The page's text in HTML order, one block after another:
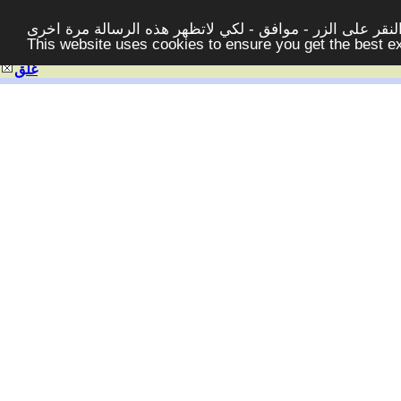
على الزر - موافق - لكي لاتظهر هذه الرسالة مرة اخرى -
This website uses cookies to ensure you get the best
غلق